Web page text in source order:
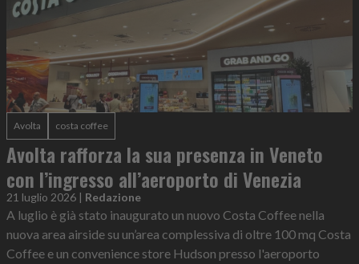
Avolta costa coffee
Avolta rafforza la sua presenza in Veneto
con l’ingresso all’aeroporto di Venezia
21 luglio 2026 | Redazione
A luglio è già stato inaugurato un nuovo Costa Coffee nella
nuova area airside su un’area complessiva di oltre 100 mq Costa
Coffee e un convenience store Hudson presso l'aeroporto